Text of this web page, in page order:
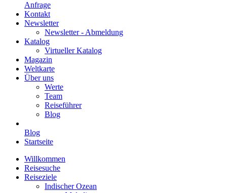
Anfrage
Kontakt
Newsletter
Newsletter - Abmeldung
Katalog
Virtueller Katalog
Magazin
Weltkarte
Über uns
Werte
Team
Reiseführer
Blog
Blog
Startseite
Willkommen
Reisesuche
Reiseziele
Indischer Ozean